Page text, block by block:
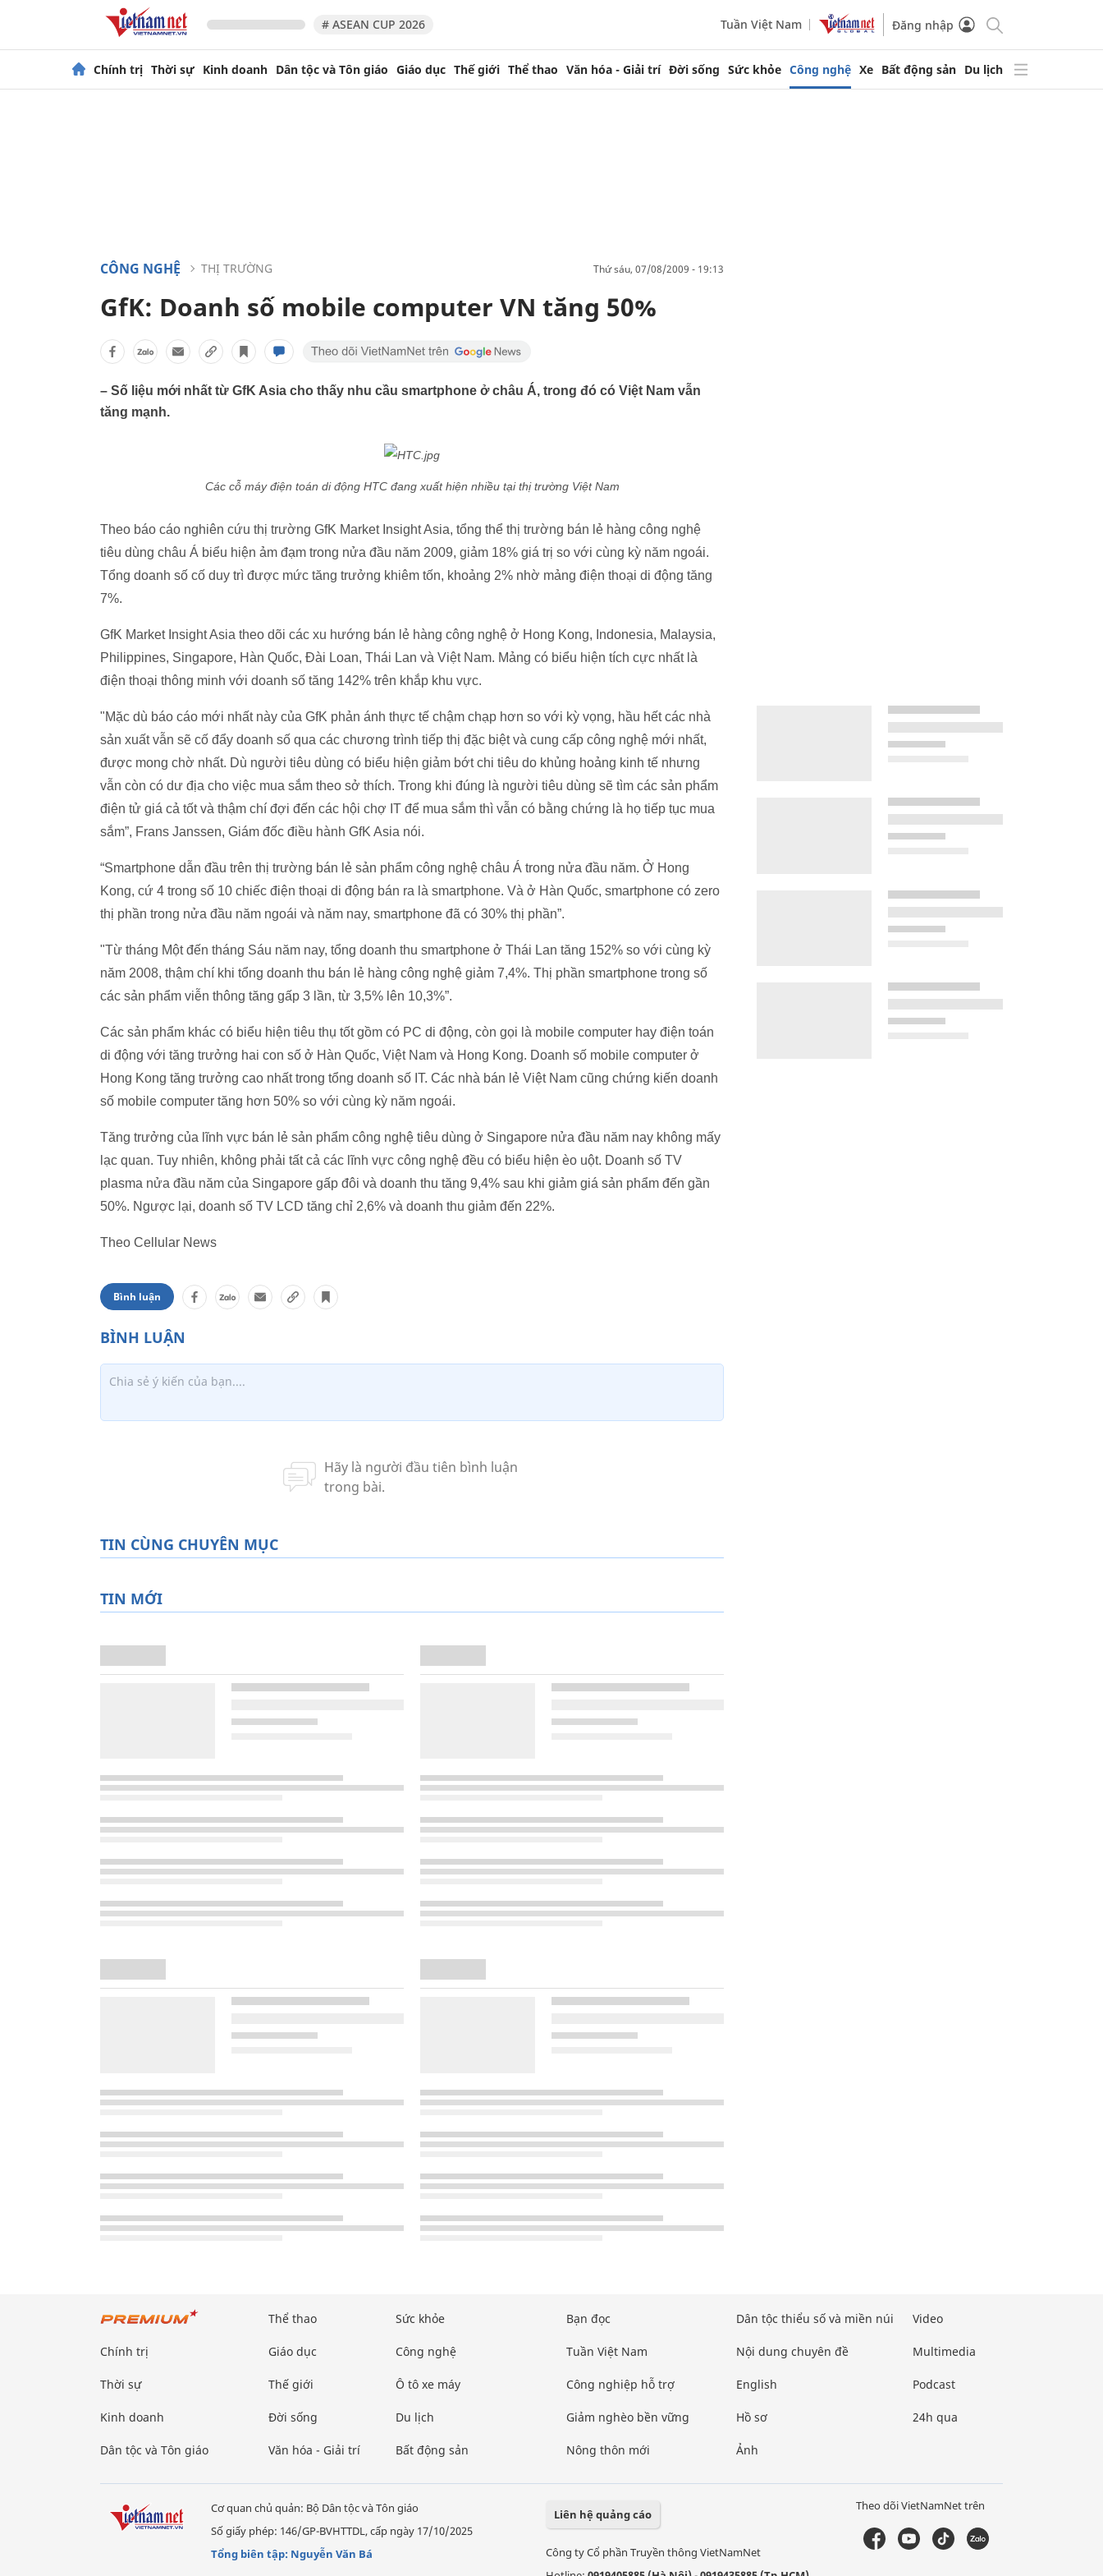
# ASEAN CUP 2026 Tuần Việt Nam Đăng nhập
Chính trị Thời sự Kinh doanh Dân tộc và Tôn giáo Giáo dục Thế giới Thể thao Văn hóa - Giải trí Đời sống Sức khỏe Công nghệ Xe Bất động sản Du lịch
CÔNG NGHỆ THỊ TRƯỜNG thứ sáu, 07/08/2009 - 19:13
GfK: Doanh số mobile computer VN tăng 50%
– Số liệu mới nhất từ GfK Asia cho thấy nhu cầu smartphone ở châu Á, trong đó có Việt Nam vẫn
tăng mạnh.
Các cỗ máy điện toán di động HTC đang xuất hiện nhiều tại thị trường Việt Nam
Theo báo cáo nghiên cứu thị trường GfK Market Insight Asia, tổng thể thị trường bán lẻ hàng công nghệ
tiêu dùng châu Á biểu hiện ảm đạm trong nửa đầu năm 2009, giảm 18% giá trị so với cùng kỳ năm ngoái.
Tổng doanh số cố duy trì được mức tăng trưởng khiêm tốn, khoảng 2% nhờ mảng điện thoại di động tăng
7%.
GfK Market Insight Asia theo dõi các xu hướng bán lẻ hàng công nghệ ở Hong Kong, Indonesia, Malaysia,
Philippines, Singapore, Hàn Quốc, Đài Loan, Thái Lan và Việt Nam. Mảng có biểu hiện tích cực nhất là
điện thoại thông minh với doanh số tăng 142% trên khắp khu vực.
"Mặc dù báo cáo mới nhất này của GfK phản ánh thực tế chậm chạp hơn so với kỳ vọng, hầu hết các nhà
sản xuất vẫn sẽ cố đẩy doanh số qua các chương trình tiếp thị đặc biệt và cung cấp công nghệ mới nhất,
được mong chờ nhất. Dù người tiêu dùng có biểu hiện giảm bớt chi tiêu do khủng hoảng kinh tế nhưng
vẫn còn có dư địa cho việc mua sắm theo sở thích. Trong khi đúng là người tiêu dùng sẽ tìm các sản phẩm
điện tử giá cả tốt và thậm chí đợi đến các hội chợ IT để mua sắm thì vẫn có bằng chứng là họ tiếp tục mua
sắm”, Frans Janssen, Giám đốc điều hành GfK Asia nói.
“Smartphone dẫn đầu trên thị trường bán lẻ sản phẩm công nghệ châu Á trong nửa đầu năm. Ở Hong
Kong, cứ 4 trong số 10 chiếc điện thoại di động bán ra là smartphone. Và ở Hàn Quốc, smartphone có zero
thị phần trong nửa đầu năm ngoái và năm nay, smartphone đã có 30% thị phần”.
"Từ tháng Một đến tháng Sáu năm nay, tổng doanh thu smartphone ở Thái Lan tăng 152% so với cùng kỳ
năm 2008, thậm chí khi tổng doanh thu bán lẻ hàng công nghệ giảm 7,4%. Thị phần smartphone trong số
các sản phẩm viễn thông tăng gấp 3 lần, từ 3,5% lên 10,3%”.
Các sản phẩm khác có biểu hiện tiêu thụ tốt gồm có PC di động, còn gọi là mobile computer hay điện toán
di động với tăng trưởng hai con số ở Hàn Quốc, Việt Nam và Hong Kong. Doanh số mobile computer ở
Hong Kong tăng trưởng cao nhất trong tổng doanh số IT. Các nhà bán lẻ Việt Nam cũng chứng kiến doanh
số mobile computer tăng hơn 50% so với cùng kỳ năm ngoái.
Tăng trưởng của lĩnh vực bán lẻ sản phẩm công nghệ tiêu dùng ở Singapore nửa đầu năm nay không mấy
lạc quan. Tuy nhiên, không phải tất cả các lĩnh vực công nghệ đều có biểu hiện èo uột. Doanh số TV
plasma nửa đầu năm của Singapore gấp đôi và doanh thu tăng 9,4% sau khi giảm giá sản phẩm đến gần
50%. Ngược lại, doanh số TV LCD tăng chỉ 2,6% và doanh thu giảm đến 22%.
Theo Cellular News
Bình luận
TIN CÙNG CHUYÊN MỤC
TIN MỚI
Chính trị
Thời sự
Kinh doanh
Dân tộc và Tôn giáo
Thể thao
Giáo dục
Thế giới
Đời sống
Văn hóa - Giải trí
Sức khỏe
Công nghệ
Ô tô xe máy
Du lịch
Bất động sản
Bạn đọc
Tuần Việt Nam
Công nghiệp hỗ trợ
Giảm nghèo bền vững
Nông thôn mới
Dân tộc thiểu số và miền núi
Nội dung chuyên đề
English
Hồ sơ
Ảnh
Video
Multimedia
Podcast
24h qua
Cơ quan chủ quản: Bộ Dân tộc và Tôn giáo
Số giấy phép: 146/GP-BVHTTDL, cấp ngày 17/10/2025
Tổng biên tập: Nguyễn Văn Bá
Liên hệ quảng cáo
Công ty Cổ phần Truyền thông VietNamNet
Theo dõi VietNamNet trên